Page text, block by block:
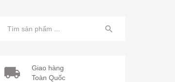
Giao hàng
Toàn Quốc